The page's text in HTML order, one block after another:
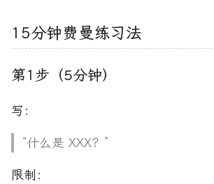
15分钟费曼练习法
第1步（5分钟）
写：
“什么是 XXX？”
限制：